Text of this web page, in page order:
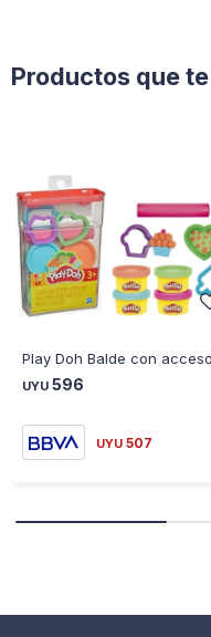
Productos que
UYU 596
UYU 507